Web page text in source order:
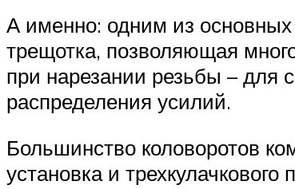
А именно: одним из
трещотка, позволяющая
при нарезании резьбы – для
распределения усилий.
Большинство коловоротов
установка и